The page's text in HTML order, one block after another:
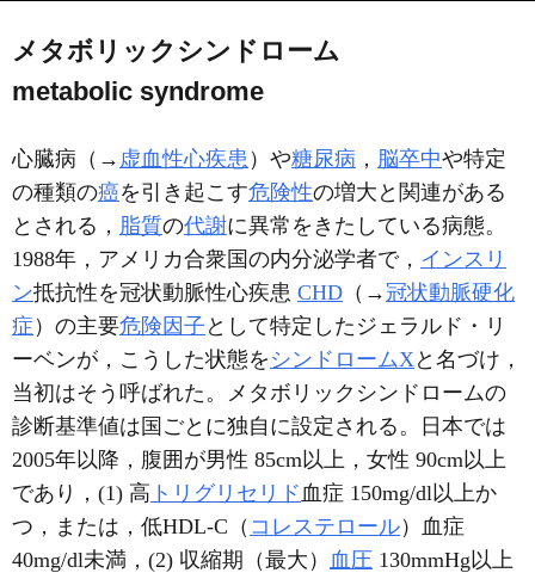
メタボリックシンドローム
metabolic syndrome
心臓病（→ 虚血性心疾患 ）や糖尿病 ， 脳卒中や特定
の種類の癌を引き起こす危険性の増大と関連がある
とされる， 脂質の代謝に異常をきたしている病態。
1988年，アメリカ合衆国の内分泌学者で， インスリ
ン抵抗性を冠状動脈性心疾患 CHD （→ 冠状動脈硬化
症 ）の主要危険因子 として特定したジェラルド・リ
ーベンが，こうした状態を シンドロームX と名づけ，
当初はそう呼ばれた。メタボリックシンドロームの
診断基準値は国ごとに独自に設定される。日本では
2005年以降，腹囲が男性 85cm以上，女性 90cm以上
であり，(1) 高 トリグリセリド 血症 150mg/dl以上か
つ，または，低HDL-C（ コレステロール）血症
40mg/dl未満，(2) 収縮期（最大） 血圧 130mmHg以上